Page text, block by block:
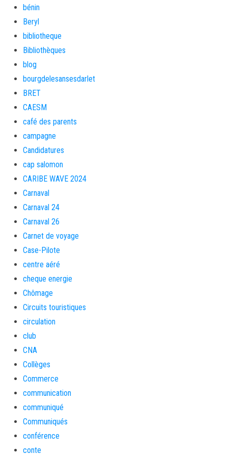
bénin
Beryl
bibliotheque
Bibliothèques
blog
bourgdelesansesdarlet
BRET
CAESM
café des parents
campagne
Candidatures
cap salomon
CARIBE WAVE 2024
Carnaval
Carnaval 24
Carnaval 26
Carnet de voyage
Case-Pilote
centre aéré
cheque energie
Chômage
Circuits touristiques
circulation
club
CNA
Collèges
Commerce
communication
communiqué
Communiqués
conférence
conte